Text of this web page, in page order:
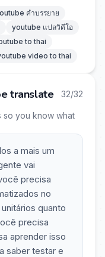
คำบรรยาย
youtube แปลวิดีโอ
to thai
video to thai
translate 32/32
so you know what
a mais um
vai
precisa
no
quanto
precisa
aprender isso
saber testar e